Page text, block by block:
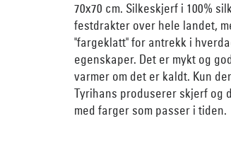
70x70 cm. Silkeskjerf i 100%
festdrakter over hele landet,
"fargeklatt" for antrekk i
egenskaper. Det er mykt og
varmer om det er kaldt. Kun
Tyrihans produserer skjerf og
med farger som passer i tiden.